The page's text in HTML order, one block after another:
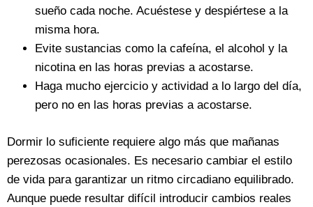
sueño cada noche. Acuéstese y despiértese a la
misma hora.
Evite sustancias como la cafeína, el alcohol y la
nicotina en las horas previas a acostarse.
Haga mucho ejercicio y actividad a lo largo del día,
pero no en las horas previas a acostarse.
Dormir lo suficiente requiere algo más que mañanas
perezosas ocasionales. Es necesario cambiar el estilo
de vida para garantizar un ritmo circadiano equilibrado.
Aunque puede resultar difícil introducir cambios reales